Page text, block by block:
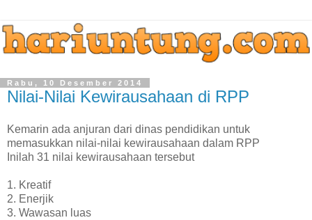
Rabu, 10 Desember 2014
Nilai-Nilai Kewirausahaan di RPP
Kemarin ada anjuran dari dinas pendidikan untuk
memasukkan nilai-nilai kewirausahaan dalam RPP
Inilah 31 nilai kewirausahaan tersebut
1. Kreatif
2. Enerjik
3. Wawasan luas